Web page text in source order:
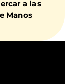
a las
Manos